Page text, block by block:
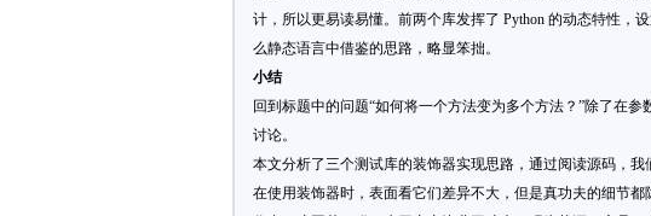
计，所以更易读易懂。前两个库发挥了 Python 的动态特性，
么静态语言中借鉴的思路，略显笨拙。
小结
回到标题中的问题“如何将一个方法变为多个方法？”除了在
讨论。
本文分析了三个测试库的装饰器实现思路，通过阅读源码，
在使用装饰器时，表面看它们差异不大，但是真功夫的细节都